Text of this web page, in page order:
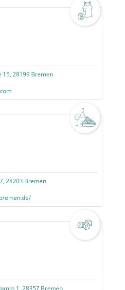
15, 28199 Bremen
28203 Bremen
1, 28357 Bremen